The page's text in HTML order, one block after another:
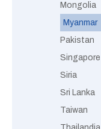
Mongolia
Myanmar
Pakistan
Singapore
Siria
Sri Lanka
Taiwan